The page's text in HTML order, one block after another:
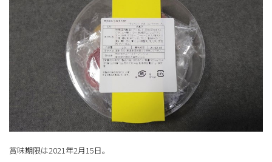
賞味期限は2021年2月15日。